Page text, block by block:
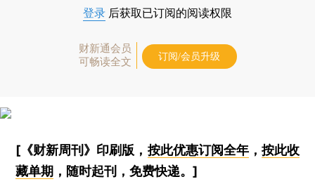
登录 后获取已订阅的阅读权限
财新通会员
可畅读全文
订阅/会员升级
[《财新周刊》印刷版， 按此优惠订阅全年， 按此收
藏单期 ，随时起刊，免费快递。]